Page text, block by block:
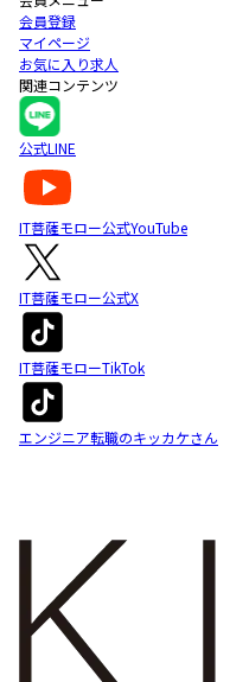
会員登録
マイページ
お気に入り求人
関連コンテンツ
公式LINE
IT菩薩モロー公式YouTube
IT菩薩モロー公式X
IT菩薩モローTikTok
エンジニア転職のキッカケさん